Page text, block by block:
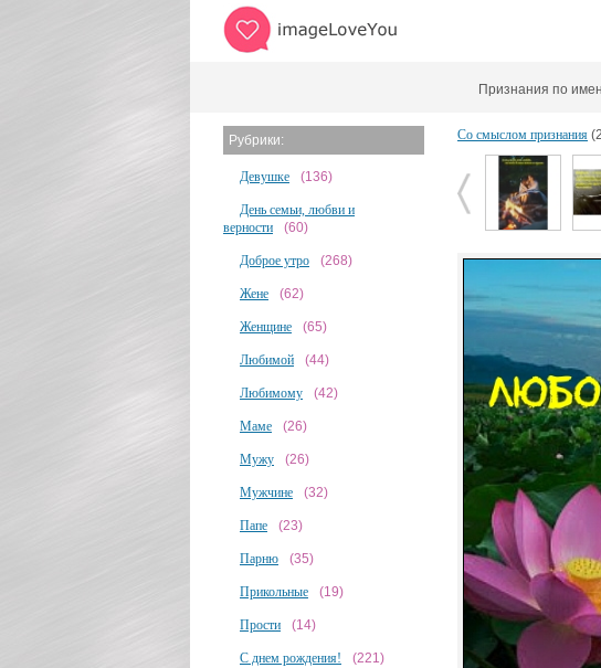
Признания по
Рубрики:
Девушке (136)
День семьи, любви и
верности
(60)
Доброе утро (268)
Жене (62)
Женщине (65)
Любимой (44)
Любимому (42)
Маме (26)
Мужу (26)
Мужчине (32)
Папе (23)
Парню (35)
Прикольные (19)
Прости (14)
С днем рождения! (221)
Со смыслом признания